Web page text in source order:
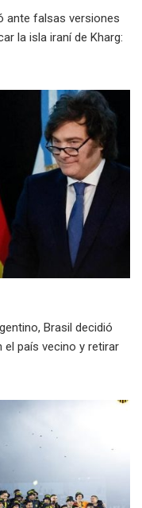
ante falsas versiones
la isla iraní de Kharg:
Brasil decidió
país vecino y retirar